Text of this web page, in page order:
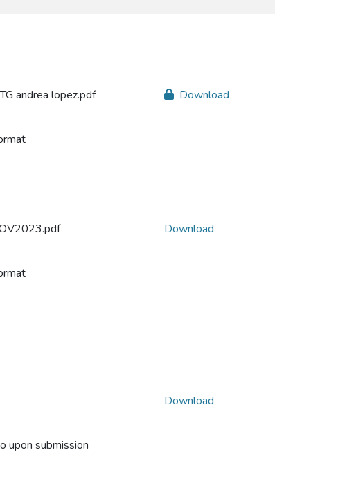
andrea lopez.pdf
Download
Download
upon submission
Download